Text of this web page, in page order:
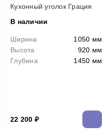
Кухонный уголок Грация
В наличии
Ширина
1050 мм
Высота
920 мм
Глубина
1450 мм
22 200 ₽